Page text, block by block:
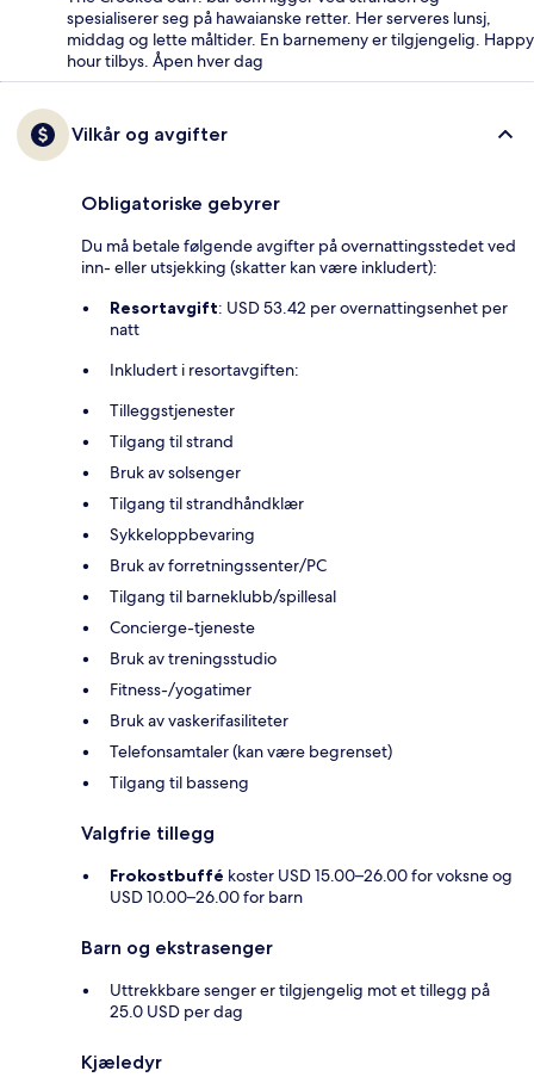
spesialiserer seg på hawaianske retter. Her serveres lunsj,
middag og lette måltider. En barnemeny er tilgjengelig. Happy
hour tilbys. Åpen hver dag
Vilkår og avgifter
Obligatoriske gebyrer
Du må betale følgende avgifter på overnattingsstedet ved
inn- eller utsjekking (skatter kan være inkludert):
Resortavgift: USD 53.42 per overnattingsenhet per
natt
Inkludert i resortavgiften:
Tilleggstjenester
Tilgang til strand
Bruk av solsenger
Tilgang til strandhåndklær
Sykkeloppbevaring
Bruk av forretningssenter/PC
Tilgang til barneklubb/spillesal
Concierge-tjeneste
Bruk av treningsstudio
Fitness-/yogatimer
Bruk av vaskerifasiliteter
Telefonsamtaler (kan være begrenset)
Tilgang til basseng
Valgfrie tillegg
Frokostbuffé koster USD 15.00–26.00 for voksne og
USD 10.00–26.00 for barn
Barn og ekstrasenger
Uttrekkbare senger er tilgjengelig mot et tillegg på
25.0 USD per dag
Kjæledyr